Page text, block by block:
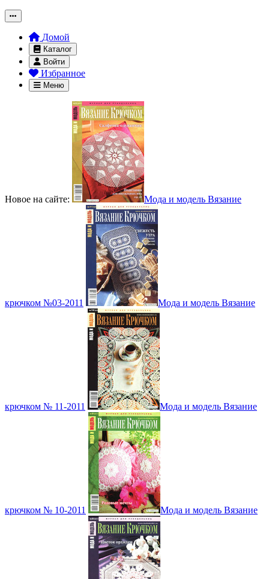
Домой
Каталог
Войти
Избранное
Меню
Новое на сайте: Мода и модель Вязание
крючком №03-2011 Мода и модель Вязание
крючком № 11-2011 Мода и модель Вязание
крючком № 10-2011 Мода и модель Вязание